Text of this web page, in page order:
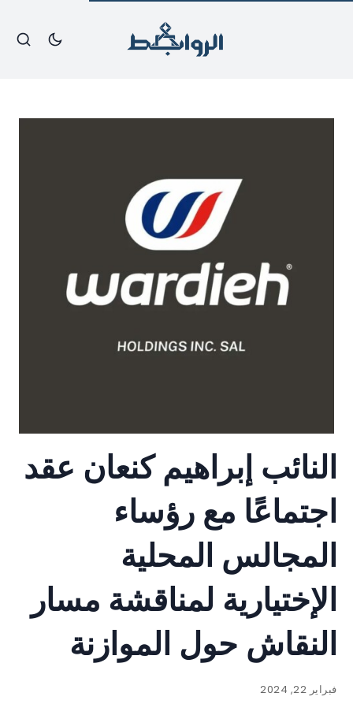
النائب إبراهيم كنعان عقد
اجتماعًا مع رؤساء
المجالس المحلية
الإختيارية لمناقشة مسار
النقاش حول الموازنة
فبراير 22, 2024